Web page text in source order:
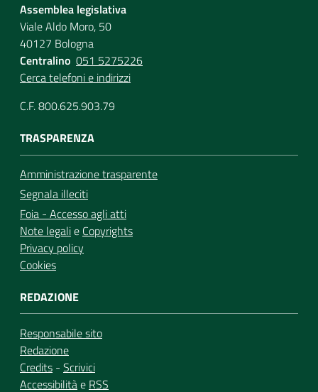
Assemblea legislativa
Viale Aldo Moro, 50
40127 Bologna
Centralino 051 5275226
Cerca telefoni e indirizzi
C.F. 800.625.903.79
TRASPARENZA
Amministrazione trasparente
Segnala illeciti
Foia - Accesso agli atti
Note legalie Copyrights
Privacy policy
Cookies
REDAZIONE
Responsabile sito
Redazione
Credits - Scrivici
Accessibilitàe RSS